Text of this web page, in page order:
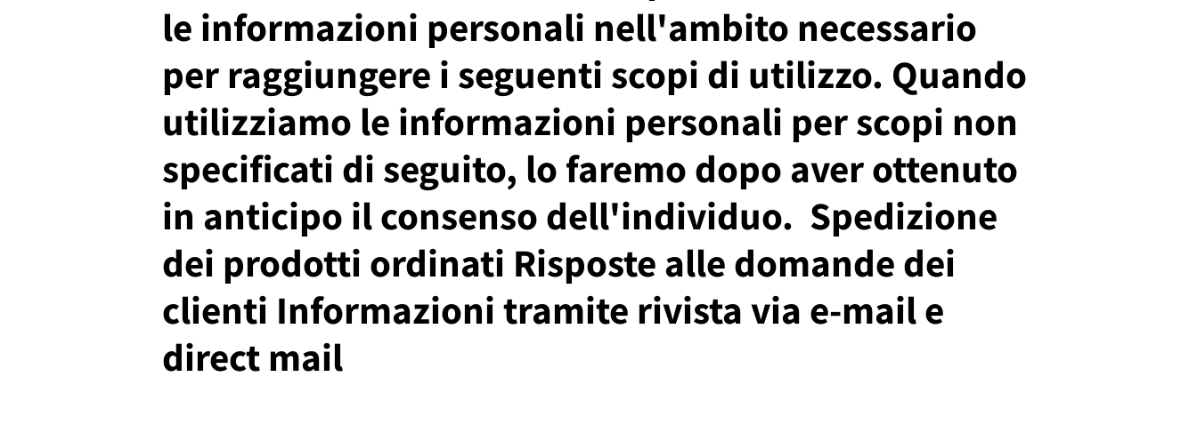
le informazioni personali nell'ambito necessario
per raggiungere i seguenti scopi di utilizzo. Quando
utilizziamo le informazioni personali per scopi non
specificati di seguito, lo faremo dopo aver ottenuto
in anticipo il consenso dell'individuo. ​ Spedizione
dei prodotti ordinati Risposte alle domande dei
clienti Informazioni tramite rivista via e-mail e
direct mail